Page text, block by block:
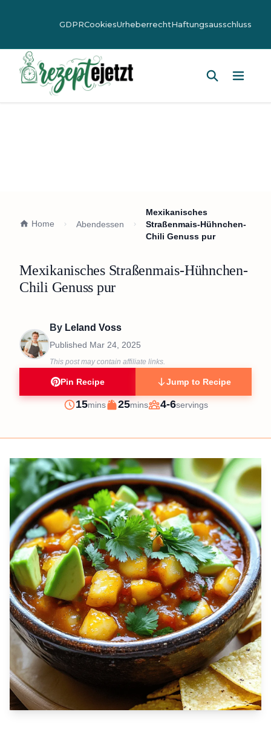
GDPRCookiesUrheberrechtHaftungsausschluss
Home Abendessen
Mexikanisches
Straßenmais-Hühnchen-
Chili Genuss pur
Mexikanisches Straßenmais-Hühnchen-
Chili Genuss pur
By Leland Voss
Published Mar 24, 2025
This post may contain affiliate links.
Pin Recipe Jump to Recipe
Prep
15minutes
mins
Cook
25minutes
mins
Servings
4-6servings